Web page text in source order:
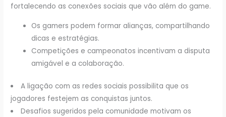
fortalecendo as conexões sociais que vão além do game.
Os gamers podem formar alianças, compartilhando
dicas e estratégias.
Competições e campeonatos incentivam a disputa
amigável e a colaboração.
A ligação com as redes sociais possibilita que os
jogadores festejem as conquistas juntos.
Desafios sugeridos pela comunidade motivam os